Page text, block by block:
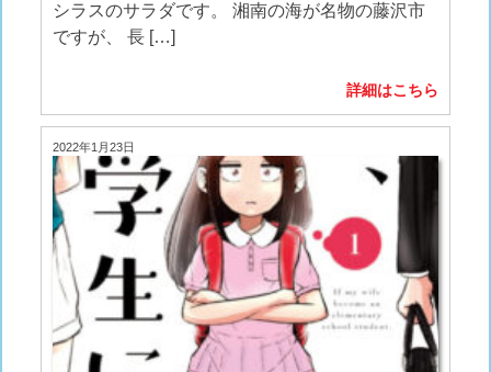
シラスのサラダです。 湘南の海が名物の藤沢市
ですが、 長 […]
詳細はこちら
2022年1月23日